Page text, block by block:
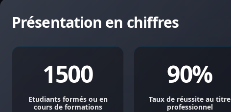
Présentation en chiffres
1500
Etudiants formés ou en
cours de formations
90%
Taux de réussite au titre
professionnel